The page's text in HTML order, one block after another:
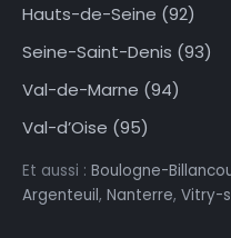
Hauts-de-Seine (92)
Seine-Saint-Denis (93)
Val-de-Marne (94)
Val-d’Oise (95)
Et aussi : Boulogne-
Argenteuil, Nanterre, Vitry-